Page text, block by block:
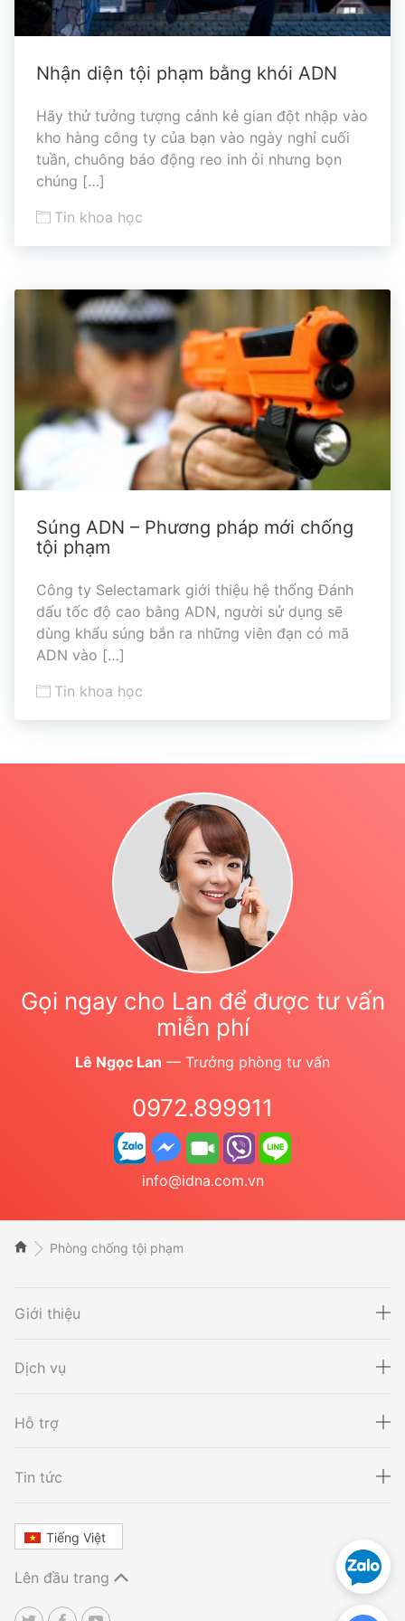
Xét nghiệm khai sinh
Nhận diện tội phạm bằng khói ADN
Hãy thử tưởng tượng cảnh kẻ gian đột nhập vào
kho hàng công ty của bạn vào ngày nghỉ cuối
tuần, chuông báo động reo inh ỏi nhưng bọn
chúng […]
Tin khoa học
Súng ADN – Phương pháp mới chống
tội phạm
Công ty Selectamark giới thiệu hệ thống Đánh
dấu tốc độ cao bằng ADN, người sử dụng sẽ
dùng khẩu súng bắn ra những viên đạn có mã
ADN vào […]
Tin khoa học
Gọi ngay cho Lan để được tư vấn
miễn phí
Lê Ngọc Lan — Trưởng phòng tư vấn
0972.899911
info@idna.com.vn
Phòng chống tội phạm
Giới thiệu
Dịch vụ
Hỗ trợ
Tin tức
Tiếng Việt
Lên đầu trang